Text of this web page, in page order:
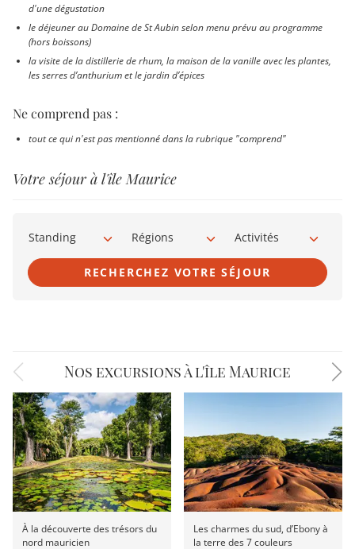
d'une dégustation
le déjeuner au Domaine de St Aubin selon menu prévu au programme
(hors boissons)
la visite de la distillerie de rhum, la maison de la vanille avec les plantes,
les serres d’anthurium et le jardin d’épices
Ne comprend pas :
tout ce qui n'est pas mentionné dans la rubrique "comprend"
Votre séjour à l'île Maurice
Standing Régions Activités
RECHERCHEZ VOTRE SÉJOUR
Nos excursions à l'île Maurice
À la découverte des trésors du
nord mauricien
Les charmes du sud, d’Ebony à
la terre des 7 couleurs